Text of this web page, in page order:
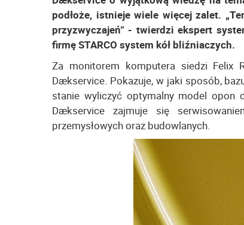
podłoże, istnieje wiele więcej zalet.
przyzwyczajeń” - twierdzi ekspert
firmę STARCO system kół bliźniaczych.
Za monitorem komputera siedzi Felix
Dækservice. Pokazuje, w jaki sposób,
stanie wyliczyć optymalny model opon
Dækservice zajmuje się
przemysłowych oraz budowlanych.